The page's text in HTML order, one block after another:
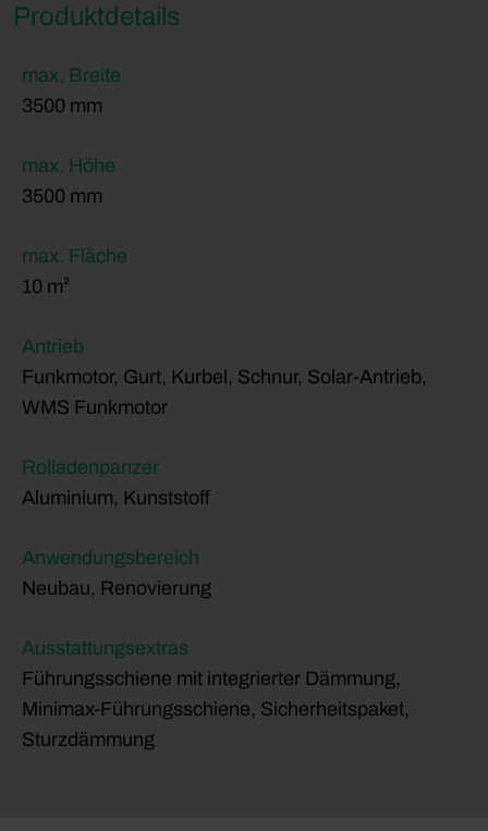
Produktdetails
max. Breite
3500 mm
max. Höhe
3500 mm
max. Fläche
10 m²
Antrieb
Funkmotor, Gurt, Kurbel, Schnur, Solar-Antrieb,
WMS Funkmotor
Rolladenpanzer
Aluminium, Kunststoff
Anwendungsbereich
Neubau, Renovierung
Ausstattungsextras
Führungsschiene mit integrierter Dämmung,
Minimax-Führungsschiene, Sicherheitspaket,
Sturzdämmung